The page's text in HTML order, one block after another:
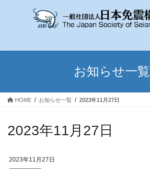
お知らせ一覧
HOME お知らせ一覧 2023年11月27日
2023年11月27日
2023年11月27日